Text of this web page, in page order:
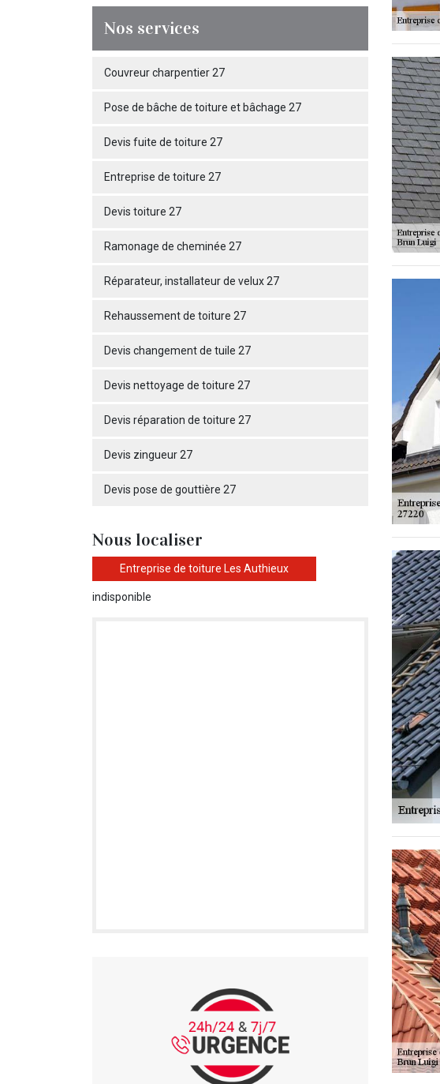
Nos services
Couvreur charpentier 27
Pose de bâche de toiture et bâchage 27
Devis fuite de toiture 27
Entreprise de toiture 27
Devis toiture 27
Ramonage de cheminée 27
Réparateur, installateur de velux 27
Rehaussement de toiture 27
Devis changement de tuile 27
Devis nettoyage de toiture 27
Devis réparation de toiture 27
Devis zingueur 27
Devis pose de gouttière 27
Nous localiser
Entreprise de toiture Les Authieux
indisponible